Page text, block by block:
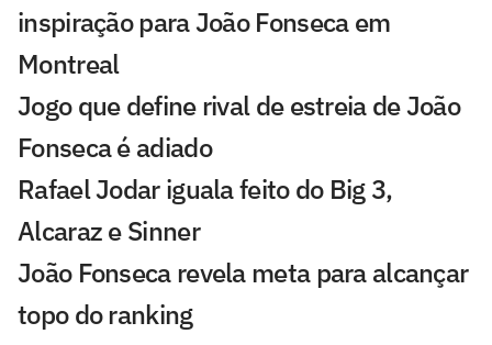
inspiração para João Fonseca em
Montreal
Jogo que define rival de estreia de João
Fonseca é adiado
Rafael Jodar iguala feito do Big 3,
Alcaraz e Sinner
João Fonseca revela meta para alcançar
topo do ranking